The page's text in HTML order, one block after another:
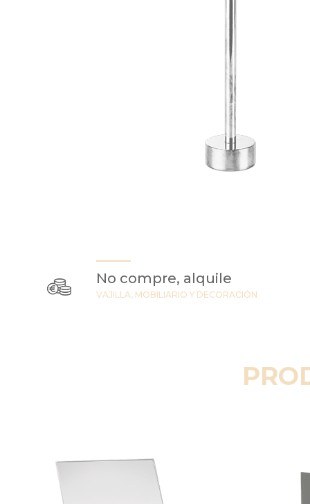
No compre, alquile
VAJILLA, MOBILIARIO Y DECORACIÓN